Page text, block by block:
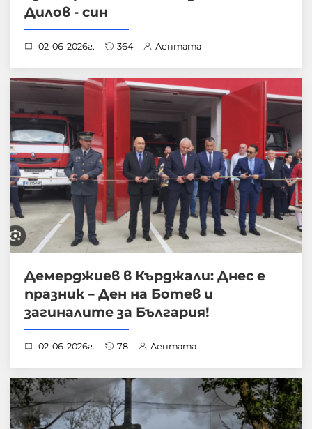
Дилов - син
02-06-2026г. 364 Лентата
Демерджиев в Кърджали: Днес е
празник – Ден на Ботев и
загиналите за България!
02-06-2026г. 78 Лентата